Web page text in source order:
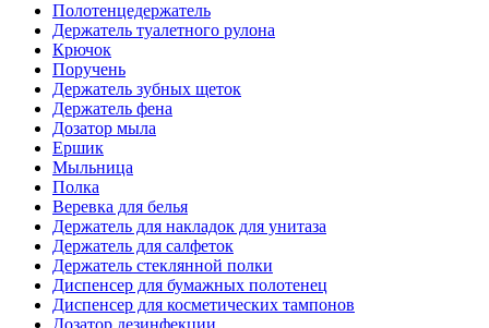
Полотенцедержатель
Держатель туалетного рулона
Крючок
Поручень
Держатель зубных щеток
Держатель фена
Дозатор мыла
Eршик
Мыльница
Полка
Веревка для белья
Держатель для накладок для унитаза
Держатель для салфеток
Держатель стеклянной полки
Диспенсер для бумажных полотенец
Диспенсер для косметических тампонов
Дозатор дезинфекции